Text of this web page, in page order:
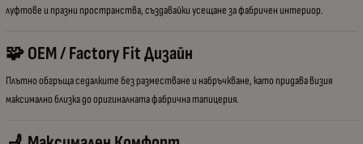
луфтове и празни пространства, създавайки усещане за фабричен интериор.
🧩 OEM / Factory Fit Дизайн
Плътно обгръща седалките без разместване и набръчкване, като придава визия
максимално близка до оригиналната фабрична тапицерия.